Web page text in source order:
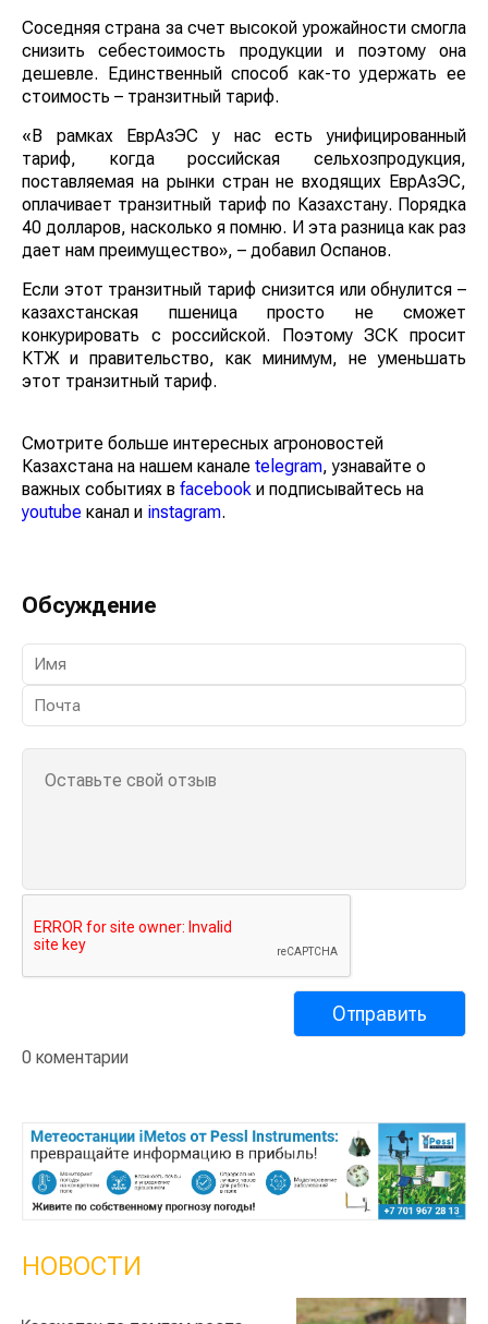
Соседняя страна за счет высокой урожайности смогла
снизить себестоимость продукции и поэтому она
дешевле. Единственный способ как-то удержать ее
стоимость – транзитный тариф.
«В рамках ЕврАзЭС у нас есть унифицированный
тариф, когда российская сельхозпродукция,
поставляемая на рынки стран не входящих ЕврАзЭС,
оплачивает транзитный тариф по Казахстану. Порядка
40 долларов, насколько я помню. И эта разница как раз
дает нам преимущество», – добавил Оспанов.
Если этот транзитный тариф снизится или обнулится –
казахстанская пшеница просто не сможет
конкурировать с российской. Поэтому ЗСК просит
КТЖ и правительство, как минимум, не уменьшать
этот транзитный тариф.
Смотрите больше интересных агроновостей
Казахстана на нашем канале telegram, узнавайте о
важных событиях в facebook и подписывайтесь на
youtube канал и instagram.
Обсуждение
0 коментарии
НОВОСТИ